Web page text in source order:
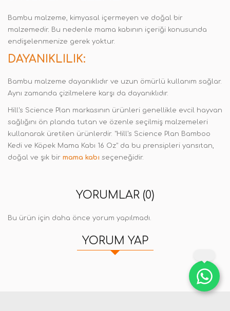
Bambu malzeme, kimyasal içermeyen ve doğal bir
malzemedir. Bu nedenle mama kabının içeriği konusunda
endişelenmenize gerek yoktur.
DAYANIKLILIK:
Bambu malzeme dayanıklıdır ve uzun ömürlü kullanım sağlar.
Aynı zamanda çizilmelere karşı da dayanıklıdır.
Hill's Science Plan markasının ürünleri genellikle evcil hayvan
sağlığını ön planda tutan ve özenle seçilmiş malzemeleri
kullanarak üretilen ürünlerdir. "Hill's Science Plan Bamboo
Kedi ve Köpek Mama Kabı 16 Oz" da bu prensipleri yansıtan,
doğal ve şık bir mama kabı seçeneğidir.
YORUMLAR (0)
Bu ürün için daha önce yorum yapılmadı.
YORUM YAP